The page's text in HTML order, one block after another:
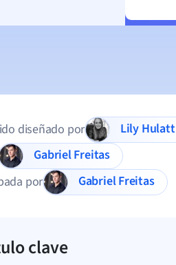
diseñado por
Lily Hulatt
Gabriel Freitas
por
Gabriel Freitas
clave